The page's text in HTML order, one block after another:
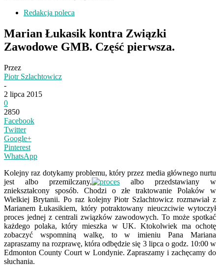
Redakcja poleca
Marian Łukasik kontra Związki
Zawodowe GMB. Część pierwsza.
Przez
Piotr Szlachtowicz
-
2 lipca 2015
0
2850
Facebook
Twitter
Google+
Pinterest
WhatsApp
Kolejny raz dotykamy problemu, który przez media głównego nurtu
jest albo przemilczany,
albo przedstawiany w
zniekształcony sposób. Chodzi o złe traktowanie Polaków w
Wielkiej Brytanii. Po raz kolejny Piotr Szlachtowicz rozmawiał z
Marianem Łukasikiem, który potraktowany nieuczciwie wytoczył
proces jednej z centrali związków zawodowych. To może spotkać
każdego polaka, który mieszka w UK. Ktokolwiek ma ochotę
zobaczyć wspomniną walkę, to w imieniu Pana Mariana
zapraszamy na rozprawę, która odbędzie się 3 lipca o godz. 10:00 w
Edmonton County Court w Londynie. Zapraszamy i zachęcamy do
słuchania.